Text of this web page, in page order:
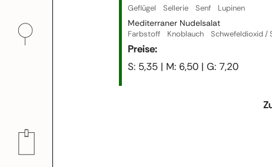
Geflügel Sellerie Senf Lupinen
Mediterraner Nudelsalat
Farbstoff Knoblauch Schwefeldioxid /
Preise:
S: 5,35 | M: 6,50 | G: 7,20